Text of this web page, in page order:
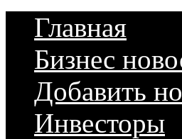
Главная
Бизнес
Добавить
Инвесторы